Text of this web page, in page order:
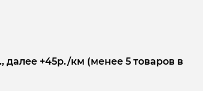
далее +45р./км (менее 5 товаров в